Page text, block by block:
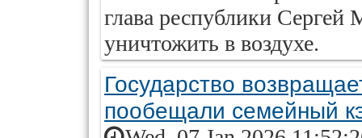
глава республики
уничтожить в воздухе.
Государство
пообещали семейный